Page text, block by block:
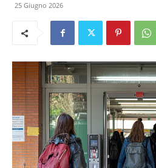
25 Giugno 2026